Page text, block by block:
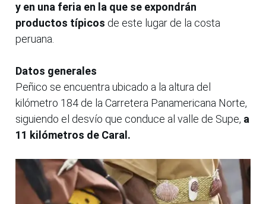
y en una feria en la que se expondrán
productos típicos de este lugar de la costa
peruana.
Datos generales
Peñico se encuentra ubicado a la altura del
kilómetro 184 de la Carretera Panamericana Norte,
siguiendo el desvío que conduce al valle de Supe, a
11 kilómetros de Caral.